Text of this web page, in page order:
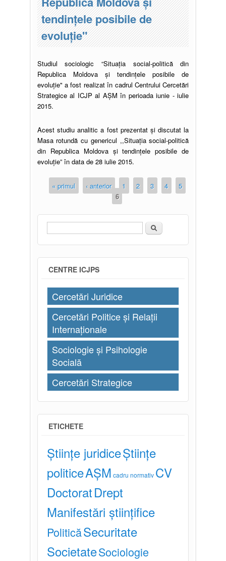
tendințele posibile de
evoluţie"
Studiul sociologic “Situaţia social-politică din
Republica Moldova şi tendințele posibile de
evoluţie" a fost realizat în cadrul Centrului Cercetări
Strategice al ICJP al AȘM în perioada iunie - iulie
2015.
Acest studiu analitic a fost prezentat și discutat la
Masa rotundă cu genericul ,,Situaţia social-politică
din Republica Moldova şi tendinţele posibile de
evoluție” în data de 28 iulie 2015.
« primul ‹ anterior 1 2 3 4
5
6
Formular de căutare
Căutare
CENTRE ICJPS
Cercetări Juridice
Cercetări Politice și Relații
Internaționale
Sociologie și Psihologie
Socială
Cercetări Strategice
ETICHETE
Științe juridiceȘtiințe
politiceAȘM cadru normativ CV
DoctoratDrept
Manifestări științifice
PoliticăSecuritate
SocietateSociologie